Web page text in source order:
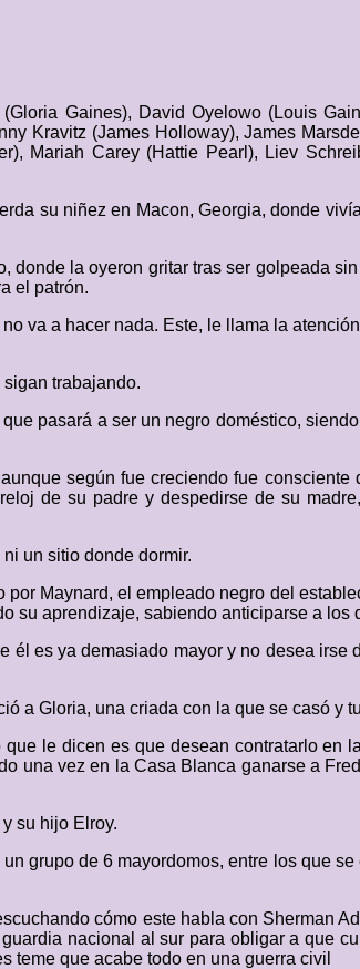
Gaines), David Oyelowo (Louis
Kravitz (James Holloway), James
Mariah Carey (Hattie Pearl), Liev
su niñez en Macon, Georgia, donde
la oyeron gritar tras ser golpeada
el patrón.
va a hacer nada. Este, le llama la
trabajando.
pasará a ser un negro doméstico,
según fue creciendo fue
de su padre y despedirse de su
un sitio donde dormir.
Maynard, el empleado negro del
su aprendizaje, sabiendo anticiparse a los
es ya demasiado mayor y no desea irse
a Gloria, una criada con la que se casó y
le dicen es que desean contratarlo en
una vez en la Casa Blanca ganarse a
su hijo Elroy.
grupo de 6 mayordomos, entre los que
cómo este habla con Sherman
nacional al sur para obligar a que
teme que acabe todo en una guerra civil